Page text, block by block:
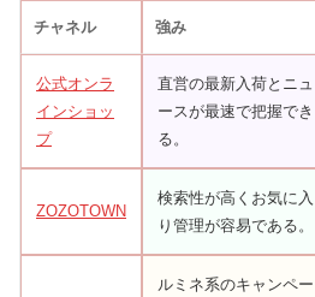
チャネル 強み
公式オンラ
インショッ
プ
直営の最新入荷とニュ
ースが最速で把握でき
る。
ZOZOTOWN
検索性が高くお気に入
り管理が容易である。
ルミネ系のキャンペー